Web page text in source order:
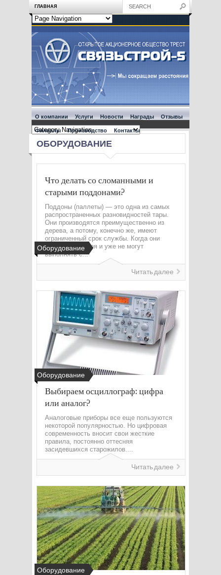
ГЛАВНАЯ
О компании Услуги Новости Награды Отзывы
Филиалы Производство Контакты
ОБОРУДОВАНИЕ
Оборудование
Что делать со сломанными и
старыми поддонами?
Поддоны (паллеты) — это одна из самых
распространенных разновидностей тары.
Они производятся преимущественно из
дерева, а потому, конечно же, имеют
ограниченный срок службы. Когда они
выходят из строя и уже не могут
выполнять с...
Читать далее
Оборудование
Выбираем осциллограф: цифра
или аналог?
Аналоговые приборы все еще пользуются
некоторой популярностью. Но цифровая
современность вносит свои жесткие
правила, постоянно оттесняя
засидевшихся старожилов....
Читать далее
Оборудование